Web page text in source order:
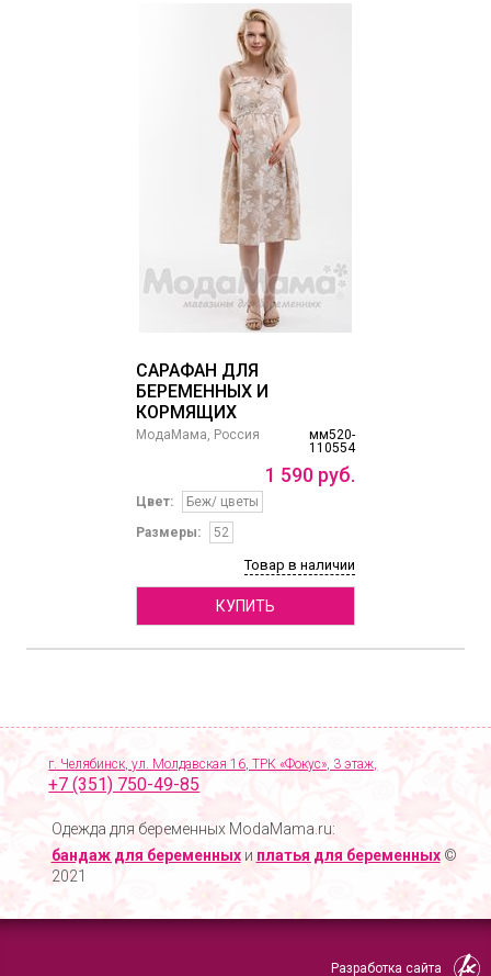
САРАФАН ДЛЯ
БЕРЕМЕННЫХ И
КОРМЯЩИХ
мм520-
110554
МодаМама, Россия
1 590 руб.
Цвет:
Беж/ цветы
Размеры:
52
Товар в наличии
КУПИТЬ
г. Челябинск, ул. Молдавская 16, ТРК «Фокус», 3 этаж,
+7 (351) 750-49-85
Одежда для беременных ModaMama.ru:
бандаж для беременныхи платья для беременных©
2021
Разработка сайта